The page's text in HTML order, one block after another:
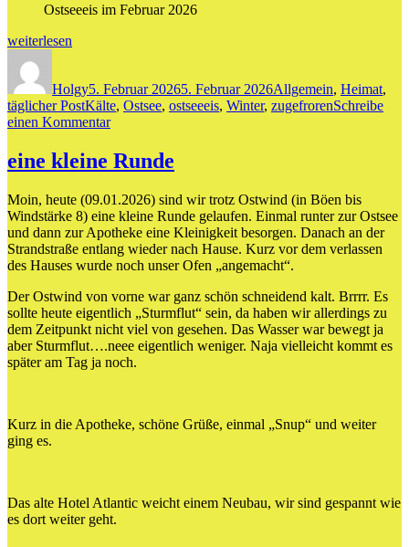
Ostseeeis im Februar 2026
„Ostseeeis“
weiterlesen
Holgy5. Februar 20265. Februar 2026Allgemein, Heimat,
täglicher PostSchlagwörter
Kälte, Ostsee, ostseeeis, Winter, zugefrorenSchreibe
einen Kommentarzu
eine kleine Runde
Moin, heute (09.01.2026) sind wir trotz Ostwind (in Böen bis
Windstärke 8) eine kleine Runde gelaufen. Einmal runter zur Ostsee
und dann zur Apotheke eine Kleinigkeit besorgen. Danach an der
Strandstraße entlang wieder nach Hause. Kurz vor dem verlassen
des Hauses wurde noch unser Ofen „angemacht“.
Der Ostwind von vorne war ganz schön schneidend kalt. Brrrr. Es
sollte heute eigentlich „Sturmflut“ sein, da haben wir allerdings zu
dem Zeitpunkt nicht viel von gesehen. Das Wasser war bewegt ja
aber Sturmflut….neee eigentlich weniger. Naja vielleicht kommt es
später am Tag ja noch.
Kurz in die Apotheke, schöne Grüße, einmal „Snup“ und weiter
ging es.
Das alte Hotel Atlantic weicht einem Neubau, wir sind gespannt wie
es dort weiter geht.